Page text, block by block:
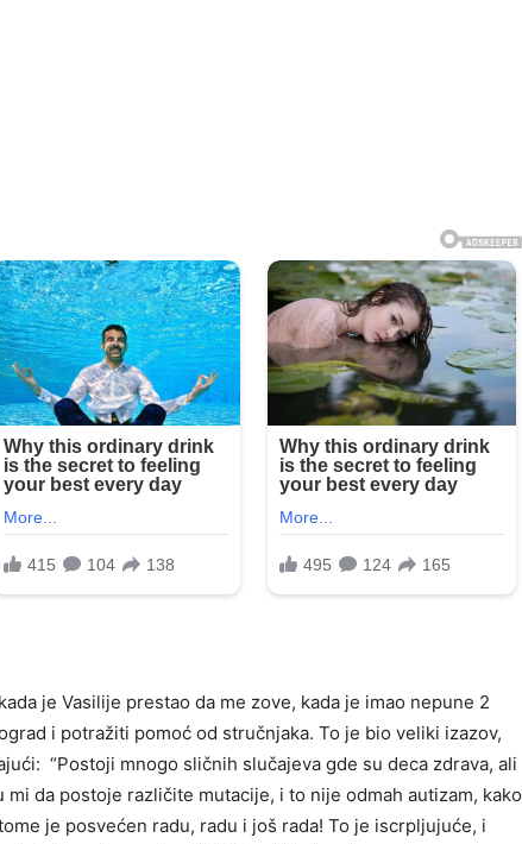
je Vasilije prestao da me zove, kada je imao nepune 2
i potražiti pomoć od stručnjaka. To je bio veliki izazov,
“Postoji mnogo sličnih slučajeva gde su deca zdrava, ali
mi da postoje različite mutacije, i to nije odmah autizam, kako
je posvećen radu, radu i još rada! To je iscrpljujuće, i